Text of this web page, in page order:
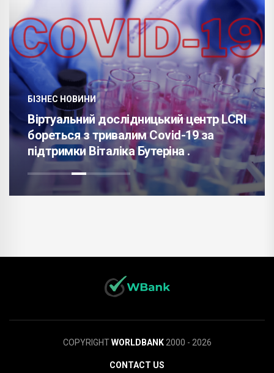
БІЗНЕС НОВИНИ
Віртуальний дослідницький центр LCRI
бореться з тривалим Covid-19 за
підтримки Віталіка Бутеріна .
COPYRIGHTWORLDBANK2000 - 2026
CONTACT US